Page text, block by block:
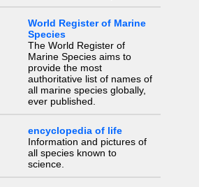
World Register of Marine
Species
The World Register of
Marine Species aims to
provide the most
authoritative list of names of
all marine species globally,
ever published.
encyclopedia of life
Information and pictures of
all species known to
science.